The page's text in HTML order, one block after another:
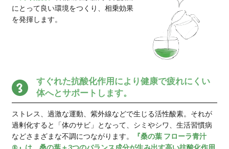
「スキンケアの効果がなかな
と感じていたら、ぜひ青汁で
げしましょう。
青汁習慣はこんな方にお